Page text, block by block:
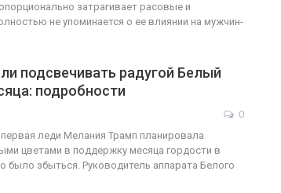
затрагивает расовые и
не упоминается о ее влиянии на мужчин-
подсвечивать радугой Белый
подробности
0
леди Мелания Трамп планировала
цветами в поддержку месяца гордости в
было збыться. Руководитель аппарата Белого